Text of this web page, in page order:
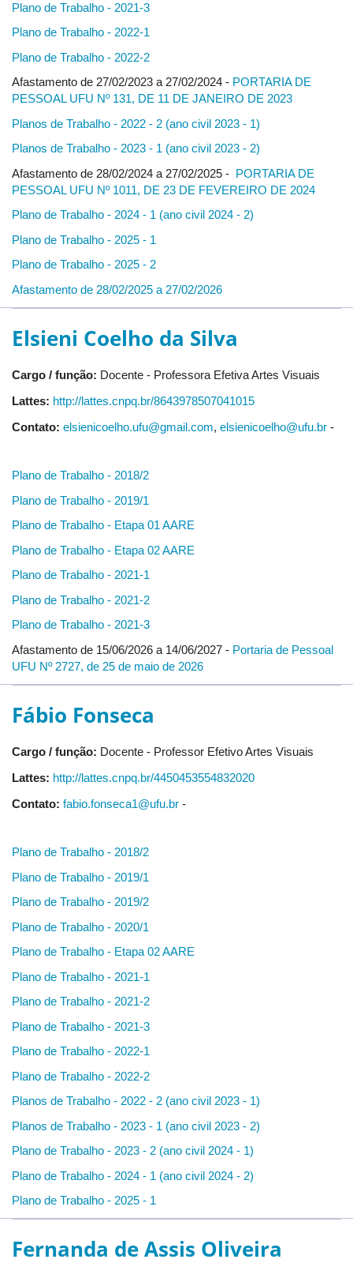
Plano de Trabalho - 2021-3
Plano de Trabalho - 2022-1
Plano de Trabalho - 2022-2
Afastamento de 27/02/2023 a 27/02/2024 - PORTARIA DE
PESSOAL UFU Nº 131, DE 11 DE JANEIRO DE 2023
Planos de Trabalho - 2022 - 2 (ano civil 2023 - 1)
Planos de Trabalho - 2023 - 1 (ano civil 2023 - 2)
Afastamento de 28/02/2024 a 27/02/2025 - PORTARIA DE
PESSOAL UFU Nº 1011, DE 23 DE FEVEREIRO DE 2024
Plano de Trabalho - 2024 - 1 (ano civil 2024 - 2)
Plano de Trabalho - 2025 - 1
Plano de Trabalho - 2025 - 2
Afastamento de 28/02/2025 a 27/02/2026
Elsieni Coelho da Silva
Cargo / função: Docente - Professora Efetiva Artes Visuais
Lattes: http://lattes.cnpq.br/8643978507041015
Contato: elsienicoelho.ufu@gmail.com, elsienicoelho@ufu.br -
Plano de Trabalho - 2018/2
Plano de Trabalho - 2019/1
Plano de Trabalho - Etapa 01 AARE
Plano de Trabalho - Etapa 02 AARE
Plano de Trabalho - 2021-1
Plano de Trabalho - 2021-2
Plano de Trabalho - 2021-3
Afastamento de 15/06/2026 a 14/06/2027 - Portaria de Pessoal
UFU Nº 2727, de 25 de maio de 2026
Fábio Fonseca
Cargo / função: Docente - Professor Efetivo Artes Visuais
Lattes: http://lattes.cnpq.br/4450453554832020
Contato: fabio.fonseca1@ufu.br -
Plano de Trabalho - 2018/2
Plano de Trabalho - 2019/1
Plano de Trabalho - 2019/2
Plano de Trabalho - 2020/1
Plano de Trabalho - Etapa 02 AARE
Plano de Trabalho - 2021-1
Plano de Trabalho - 2021-2
Plano de Trabalho - 2021-3
Plano de Trabalho - 2022-1
Plano de Trabalho - 2022-2
Planos de Trabalho - 2022 - 2 (ano civil 2023 - 1)
Planos de Trabalho - 2023 - 1 (ano civil 2023 - 2)
Plano de Trabalho - 2023 - 2 (ano civil 2024 - 1)
Plano de Trabalho - 2024 - 1 (ano civil 2024 - 2)
Plano de Trabalho - 2025 - 1
Fernanda de Assis Oliveira